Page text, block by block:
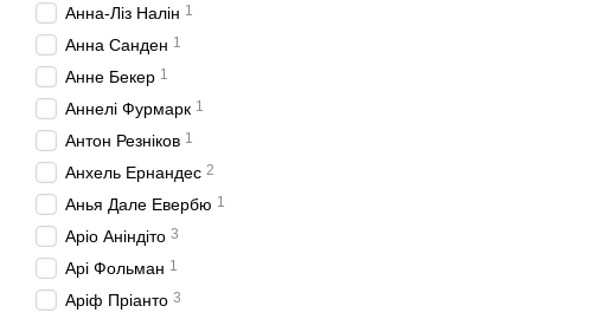
Анна-Ліз Налін 1
Анна Санден 1
Анне Бекер 1
Аннелі Фурмарк 1
Антон Резніков 1
Анхель Ернандес 2
Анья Дале Евербю 1
Аріо Аніндіто 3
Арі Фольман 1
Аріф Пріанто 3